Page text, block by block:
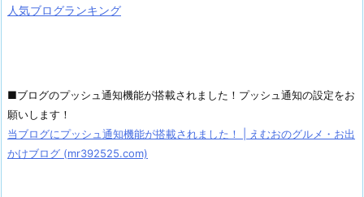
人気ブログランキング
■ブログのプッシュ通知機能が搭載されました！プッシュ通知の設定をお
願いします！
当ブログにプッシュ通知機能が搭載されました！ | えむおのグルメ・お出
かけブログ (mr392525.com)